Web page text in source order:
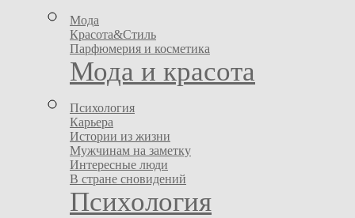
Мода
Красота&Стиль
Парфюмерия и косметика
Мода и красота
Психология
Карьера
Истории из жизни
Мужчинам на заметку
Интересные люди
В стране сновидений
Психология